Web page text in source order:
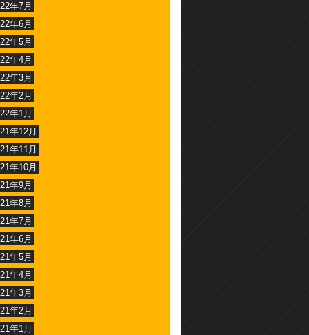
年7月
年6月
年5月
年4月
年3月
年2月
年1月
年12月
年11月
年10月
年9月
年8月
年7月
年6月
年5月
年4月
年3月
年2月
年1月